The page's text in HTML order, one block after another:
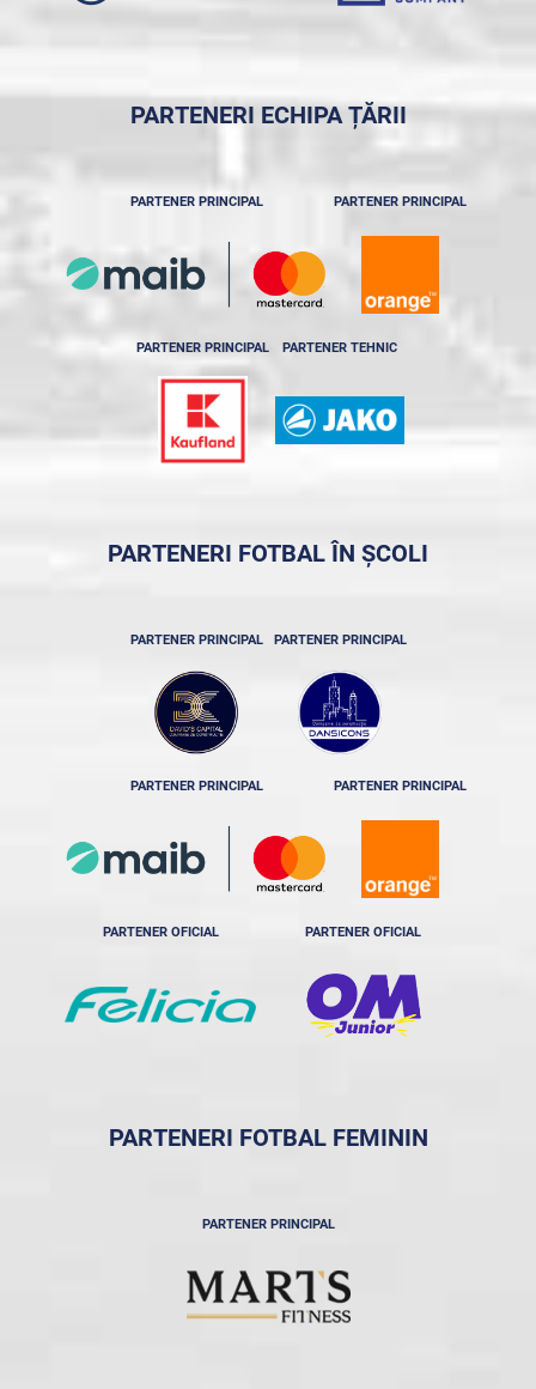
PARTENERI ECHIPA ȚĂRII
PARTENER PRINCIPAL PARTENER PRINCIPAL
PARTENER PRINCIPAL PARTENER TEHNIC
PARTENERI FOTBAL ÎN ȘCOLI
PARTENER PRINCIPAL PARTENER PRINCIPAL
PARTENER PRINCIPAL PARTENER PRINCIPAL
PARTENER OFICIAL PARTENER OFICIAL
PARTENERI FOTBAL FEMININ
PARTENER PRINCIPAL